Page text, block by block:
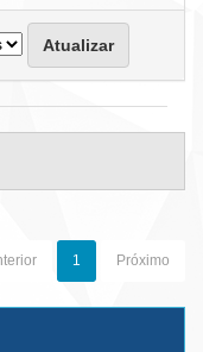
1 Próximo